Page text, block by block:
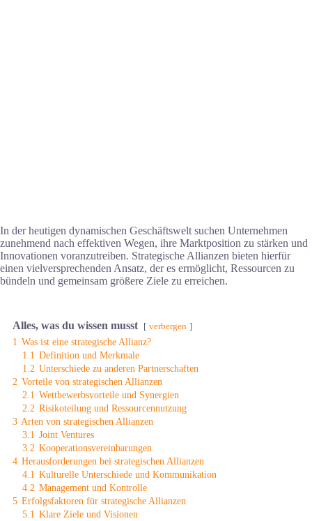
In der heutigen dynamischen Geschäftswelt suchen Unternehmen
zunehmend nach effektiven Wegen, ihre Marktposition zu stärken und
Innovationen voranzutreiben. Strategische Allianzen bieten hierfür
einen vielversprechenden Ansatz, der es ermöglicht, Ressourcen zu
bündeln und gemeinsam größere Ziele zu erreichen.
Alles, was du wissen musst verbergen
1 Was ist eine strategische Allianz?
1.1 Definition und Merkmale
1.2 Unterschiede zu anderen Partnerschaften
2 Vorteile von strategischen Allianzen
2.1 Wettbewerbsvorteile und Synergien
2.2 Risikoteilung und Ressourcennutzung
3 Arten von strategischen Allianzen
3.1 Joint Ventures
3.2 Kooperationsvereinbarungen
4 Herausforderungen bei strategischen Allianzen
4.1 Kulturelle Unterschiede und Kommunikation
4.2 Management und Kontrolle
5 Erfolgsfaktoren für strategische Allianzen
5.1 Klare Ziele und Visionen